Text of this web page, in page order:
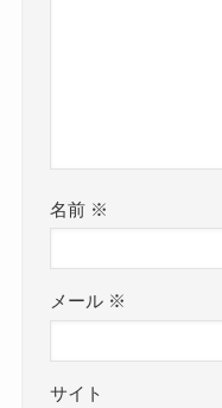
名前 ※
メール ※
サイト